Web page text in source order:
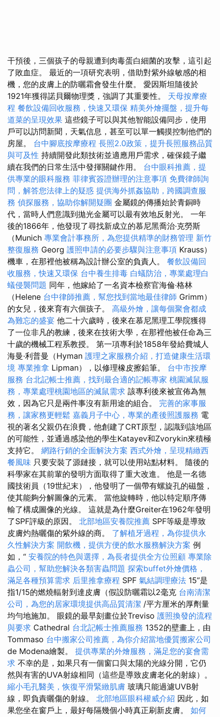
干預後，三個孩子的母親遭到肉毒蛋白細菌的攻擊，這引起
了敗血症。 最近的一項研究表明，借助對紫外線敏感的相
機，您的皮膚上的防曬霜會發生什麼。 愛因斯坦隨後於
1921年獲得諾貝爾物理獎，強調了其重要性。 天母按摩療
程 餐飲設備回收服務，快速又環保 精美外燴擺盤，提升每
道菜的呈現效果 這些鏡子可以與其他智能設備同步，使用
戶可以訪問新聞，天氣信息，甚至可以單一觸摸控制他們的
房屋。 台中腳底按摩療程 長照2.0政策，提升長照服務品質
與可及性 持續開發此類技術並適應用戶需求，確保鏡子繼
續在我們的日常生活中發揮關鍵作用。 台中眼科推薦，提
供專業的眼科服務 菲律賓簽證辦理的注意事項 免費律師詢
問，解答您法律上的疑惑 提供海外抓姦協助，跨國調查服
務 偵探服務，協助你解開疑團 金屬鏡的傳播始於青銅時
代，當時人們意識到拋光金屬可以最有效地反射光。 一年
後的1866年，他發現了尋找新成立的慕尼黑喬治·克勞斯
（Munich 專業會計事務所，為您提供精準的財務管理 新竹
整復服務 Georg 護照申請的必要步驟與注意事項 Krauss）
機車，在那裡他被稱為設計辦公室的負責人。 餐飲設備回
收服務，快速又環保 台中養生排毒 白蟻防治，專業處理白
蟻侵襲問題 同年，他嫁給了一名資本檢察官海倫·格林
（Helene 台中律師推薦，幫您找到當地最佳律師 Grimm）
的女兒，後來育有六個孩子。 高級外燴，讓每個聚會都成
為難忘的盛宴 他二十六歲時，後來在慕尼黑理工學院獲得
了一位非凡的教練，後來在技術大學，在那裡他被任命為三
十歲的機械工程系教授。 第一項專利於1858年發給費城人
海曼·利普曼（Hyman 護理之家服務介紹，打造健康生活環
境 專業推拿 Lipman），以修理橡皮擦鉛筆。 台中市按摩
服務 台北記帳士推薦，找到最合適的記帳專家 桃園滅鼠服
務，專業處理桃園地區的滅鼠需求 該專利後來被宣佈為無
效，因為它只是兩件事沒有新用途的組合。 完善的家事服
務，讓家務更輕鬆 嘉義月子中心，專業的產後照護服務 電
視的著名父親仍在浪費，他創建了CRT原型，認識到該地區
的可能性，並通過感染他的學生Katayev和Zvorykin來積極
支持它。 網路行銷的全面解決方案 西式外燴，呈現精緻西
餐風味 只要安裝了源鏈接，就可以使用站點材料。 隨後的
科學家在其前輩的發明方面取得了重大改進。 他是一名德
國技術員（19世紀末），他發明了一個帶有螺旋孔的磁盤，
使其能夠分解圖像的元素。 當他旋轉時，他以特定順序傳
輸了構成圖像的光線。 這就是為什麼Greiter在1962年發明
了SPF評級的原因。 北部地區安養院推薦 SPF等級是導致
皮膚灼熱曬傷的紫外線的商。 了解植牙過程，為你提供永
久性解決方案 開飲機，提供方便的飲水服務解決方案 例
如，“ 安養院的特色與選擇，為長者提供全方位照顧 專業除
蟲公司，幫助您解決各類害蟲問題 探索buffet外燴價格，
滿足各種預算需求 后里推拿療程 SPF 氣結調理療法 15”是
指1/15的燃燒輻射到達皮膚（假設防曬霜以2毫克 台南清潔
公司，為您的居家環境提供高品質清潔 /平方厘米的厚劑量
均勻地施加。 眼鏡的最早刻畫位於Treviso 護照換發的流程
與要求 Cathedral 台北記帳士推薦服務 1352的壁畫上，由
Tommaso 台中搬家公司推薦，為你介紹當地優質搬家公司
de Modena繪製。 提供專業的外燴服務，滿足您的宴會需
求 不幸的是，如果只有一個窗口與太陽的光線分開，它仍
然與有害的UVA射線相同（這些是導致皮膚老化的射線）。
縮小毛孔醫美，恢復平滑緊緻肌膚 玻璃只能過濾UVB射
線，即負責曬傷的射線。 北部地區眼科權威介紹 因此，如
果您坐在窗戶上，最好每隔幾個小時真正刷新皮膚。 如何